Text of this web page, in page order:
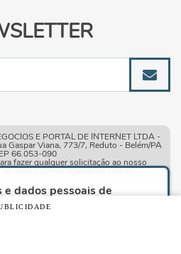
e dados pessoais de
Termos de Uso e Política
continuar navegando neste
E PORTAL DE INTERNET LTDA -
Gaspar Viana, 773/7, Reduto - Belém/PA
66.053-090
fazer qualquer solicitação ao nosso
de dados(DPO):lgpd@dol.com.br.